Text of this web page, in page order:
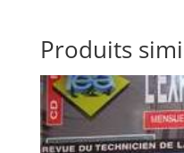
Produits